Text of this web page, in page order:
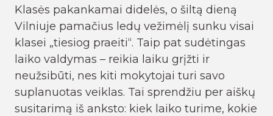
Klasės pakankamai didelės, o šiltą dieną
Vilniuje pamačius ledų vežimėlį sunku visai
klasei „tiesiog praeiti“. Taip pat sudėtingas
laiko valdymas – reikia laiku grįžti ir
neužsibūti, nes kiti mokytojai turi savo
suplanuotas veiklas. Tai sprendžiu per aiškų
susitarimą iš anksto: kiek laiko turime, kokie